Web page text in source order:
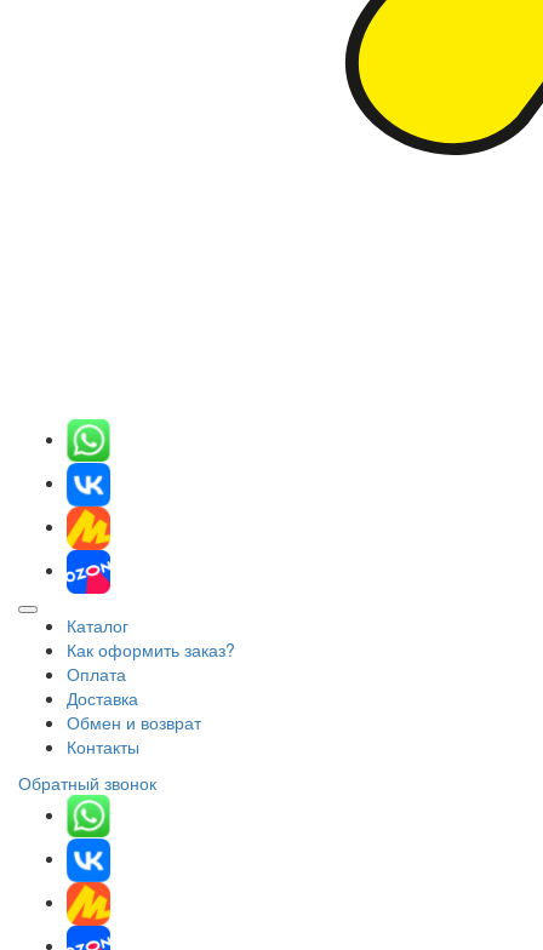
Каталог
Как оформить заказ?
Оплата
Доставка
Обмен и возврат
Контакты
Обратный звонок